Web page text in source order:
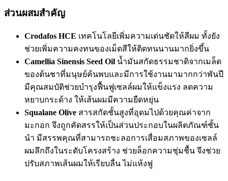
ส่วนผสมสำคัญ
Crodafos HCE เทคโนโลยีเพิ่มความเด่นชัดให้สีผม ทั้งยัง
ช่วยเพิ่มความคงทนของเม็ดสีให้ติดทนนานมากยิ่งขึ้น
Camellia Sinensis Seed Oil น้ำมันสกัดธรรมชาติจากเมล็ด
ของต้นชาที่มนุษย์ค้นพบและมีการใช้งานมามากกว่าพันปี
มีคุณสมบัติช่วยบำรุงฟื้นฟูเซลล์ผมให้แข็งแรง ลดความ
หยาบกระด้าง ให้เส้นผมมีความยืดหยุ่น
Squalane Olive สารสกัดชั้นสูงที่อุดมไปด้วยคุณค่าจาก
มะกอก จึงถูกคัดสรรให้เป็นส่วนประกอบในผลิตภัณฑ์ชั้น
นำ มีสรรพคุณที่สามารถชะลอการเสื่อมสภาพของเซลล์
ผมลึกถึงในระดับโครงสร้าง ช่วยล็อกความชุ่มชื้น จึงช่วย
ปรับสภาพเส้นผมให้เรียบลื่น ไม่แห้งฟู